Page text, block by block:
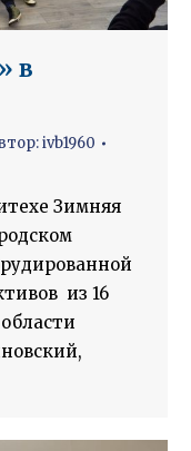
в
ivb1960
Зимняя
из 16